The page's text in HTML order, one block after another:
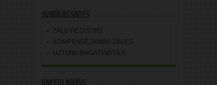
Svarīgas saites
ZĀĻU REĢISTRS
KOMPENSĒJAMĀS ZĀLES
UZTURA BAGĀTINĀTĀJI